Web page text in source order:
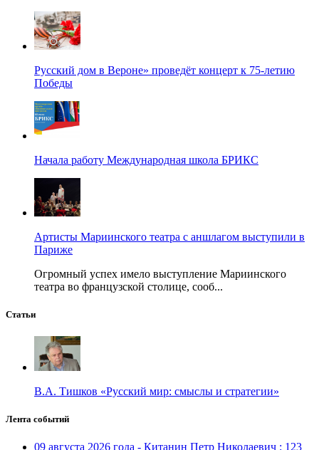
Русский дом в Вероне» проведёт концерт к 75-летию
Победы
Начала работу Международная школа БРИКС
Артисты Мариинского театра с аншлагом выступили в
Париже
Огромный успех имело выступление Мариинского
театра во французской столице, сооб...
Статьи
В.А. Тишков «Русский мир: смыслы и стратегии»
Лента событий
09 августа 2026 года - Китанин Петр Николаевич : 123